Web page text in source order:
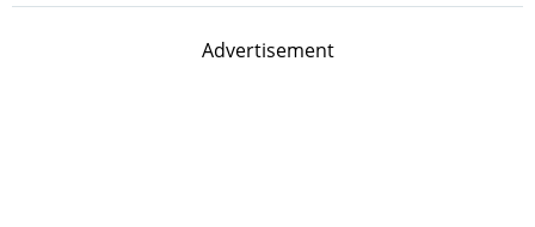
Advertisement